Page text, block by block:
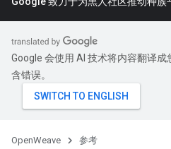
Google 会使用 AI 技术将内容翻译
含错误。
OpenWeave 参考